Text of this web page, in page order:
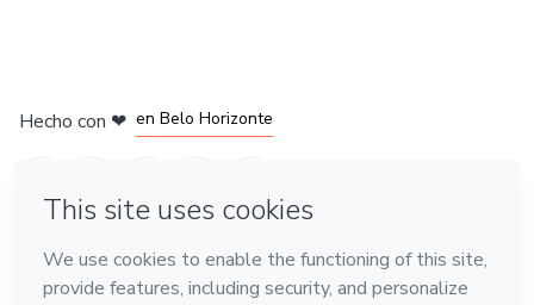
Hecho con ❤ en Belo Horizonte
Conoce Hotmart